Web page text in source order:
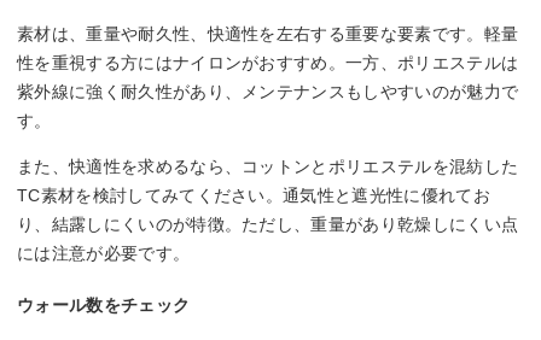
素材は、重量や耐久性、快適性を左右する重要な要素です。軽量
性を重視する方にはナイロンがおすすめ。一方、ポリエステルは
紫外線に強く耐久性があり、メンテナンスもしやすいのが魅力で
す。
また、快適性を求めるなら、コットンとポリエステルを混紡した
TC素材を検討してみてください。通気性と遮光性に優れてお
り、結露しにくいのが特徴。ただし、重量があり乾燥しにくい点
には注意が必要です。
ウォール数をチェック